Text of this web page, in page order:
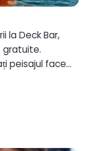
la Deck Bar,
gratuite.
peisajul face